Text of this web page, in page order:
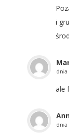
i
dnia
ale
dnia